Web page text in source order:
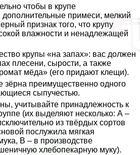
чтобы в крупе
дополнительные примеси, мелкий
признак того, что крупу
влажности и ненадлежащей
крупы «на запах»: вас должен
плесени, сырости, а также
мёда» (его придают клещи).
зёрна преимущественно одного
сыпучестью.
учитывайте принадлежность к
(их выделяют несколько: А –
из твёрдых сортов
послужила мягкая
В – в производстве
хлебопекарную муку).